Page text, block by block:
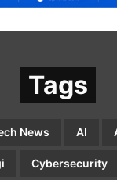
Tags
News AI
Cybersecurity